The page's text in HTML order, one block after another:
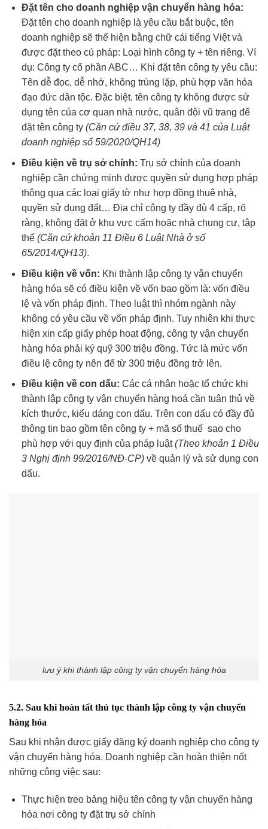
Đặt tên cho doanh nghiệp vận chuyển hàng hóa:
Đặt tên cho doanh nghiệp là yêu cầu bắt buộc, tên
doanh nghiệp sẽ thể hiện bằng chữ cái tiếng Việt và
được đặt theo cú pháp: Loại hình công ty + tên riêng. Ví
dụ: Công ty cổ phần ABC… Khi đặt tên công ty yêu cầu:
Tên dễ đọc, dễ nhớ, không trùng lặp, phù hợp văn hóa
đạo đức dân tộc. Đặc biệt, tên công ty không được sử
dụng tên của cơ quan nhà nước, quân đội vũ trang để
đặt tên công ty (Căn cứ điều 37, 38, 39 và 41 của Luật
doanh nghiệp số 59/2020/QH14)
Điều kiện về trụ sở chính: Trụ sở chính của doanh
nghiệp cần chứng minh được quyền sử dụng hợp pháp
thông qua các loại giấy tờ như hợp đồng thuê nhà,
quyền sử dụng đất… Địa chỉ công ty đầy đủ 4 cấp, rõ
ràng, không đặt ở khu vực cấm hoặc nhà chung cư, tập
thể (Căn cứ khoản 11 Điều 6 Luật Nhà ở số
65/2014/QH13).
Điều kiện về vốn: Khi thành lập công ty vận chuyển
hàng hóa sẽ có điều kiện về vốn bao gồm là: vốn điều
lệ và vốn pháp định. Theo luật thì nhóm ngành này
không có yêu cầu về vốn pháp định. Tuy nhiên khi thực
hiện xin cấp giấy phép hoạt động, công ty vận chuyển
hàng hóa phải ký quỹ 300 triệu đồng. Tức là mức vốn
điều lệ công ty nên để từ 300 triệu đồng trở lên.
Điều kiện về con dấu: Các cá nhân hoặc tổ chức khi
thành lập công ty vận chuyển hàng hoá cần tuân thủ về
kích thước, kiểu dáng con dấu. Trên con dấu có đầy đủ
thông tin bao gồm tên công ty + mã số thuế sao cho
phù hợp với quy định của pháp luật(Theo khoản 1 Điều
3 Nghị định 99/2016/NĐ-CP)về quản lý và sử dụng con
dấu.
lưu ý khi thành lập công ty vận chuyển hàng hóa
5.2. Sau khi hoàn tất thủ tục thành lập công ty vận chuyển
hàng hóa
Sau khi nhận được giấy đăng ký doanh nghiệp cho công ty
vận chuyển hàng hóa. Doanh nghiệp cần hoàn thiện nốt
những công việc sau:
Thực hiện treo bảng hiệu tên công ty vận chuyển hàng
hóa nơi công ty đặt trụ sở chính